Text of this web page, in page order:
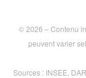
© 2026 – Contenu
peuvent varier
Sources : INSEE,